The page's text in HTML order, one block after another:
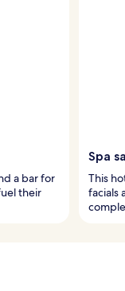
a bar for
their
Spa
This
facials